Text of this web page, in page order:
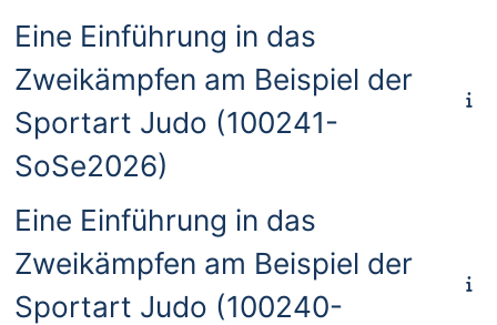
Eine Einführung in das
Zweikämpfen am Beispiel der
Sportart Judo (100241-
SoSe2026)
Eine Einführung in das
Zweikämpfen am Beispiel der
Sportart Judo (100240-